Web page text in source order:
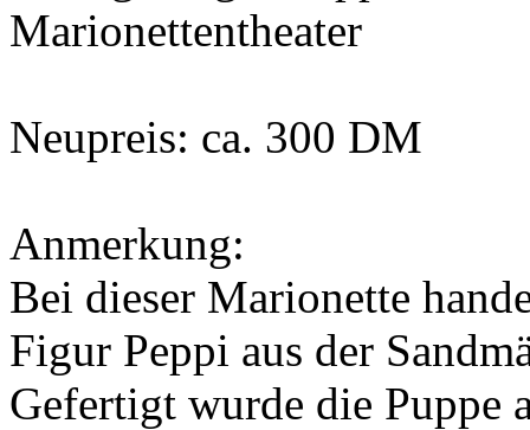
Marionettentheater
Neupreis: ca. 300 DM
Anmerkung:
Bei dieser Marionette
Figur Peppi aus der
Gefertigt wurde die Puppe